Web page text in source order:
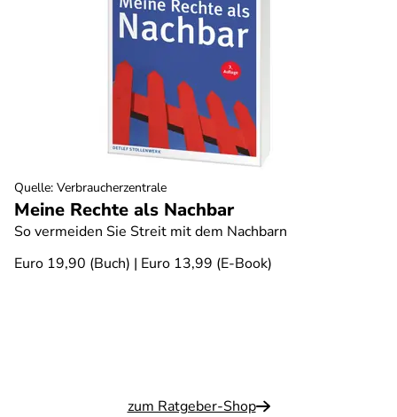
Meine Rechte als Nachbar
So vermeiden Sie Streit mit dem Nachbarn
Euro 19,90 (Buch) | Euro 13,99 (E-Book)
zum Ratgeber-Shop
Quelle: Verbraucherzentrale